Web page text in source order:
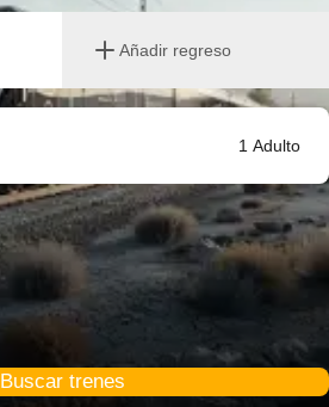
Añadir regreso
1 Adulto
Buscar trenes